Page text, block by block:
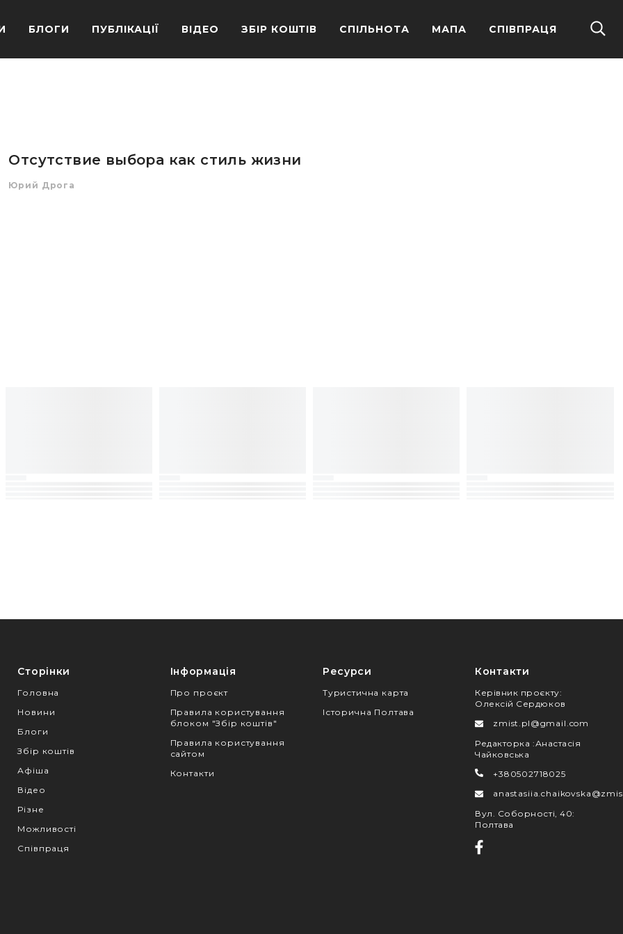
БЛОГИ ПУБЛІКАЦІЇ ВІДЕО ЗБІР КОШТІВ СПІЛЬНОТА МАПА СПІВПРАЦЯ
Отсутствие выбора как стиль жизни
Юрий Дрога
Сторінки
Головна
Новини
Блоги
Збір коштів
Афіша
Відео
Різне
Можливості
Співпраця
Інформація
Про проєкт
Правила користування
блоком "Збір коштів"
Правила користування
сайтом
Контакти
Ресурси
Туристична карта
Історична Полтава
Контакти
Керівник проєкту:
Олексій Сердюков
zmist.pl@gmail.com
Редакторка :Анастасія
Чайковська
+380502718025
Вул. Соборності, 40:
Полтава